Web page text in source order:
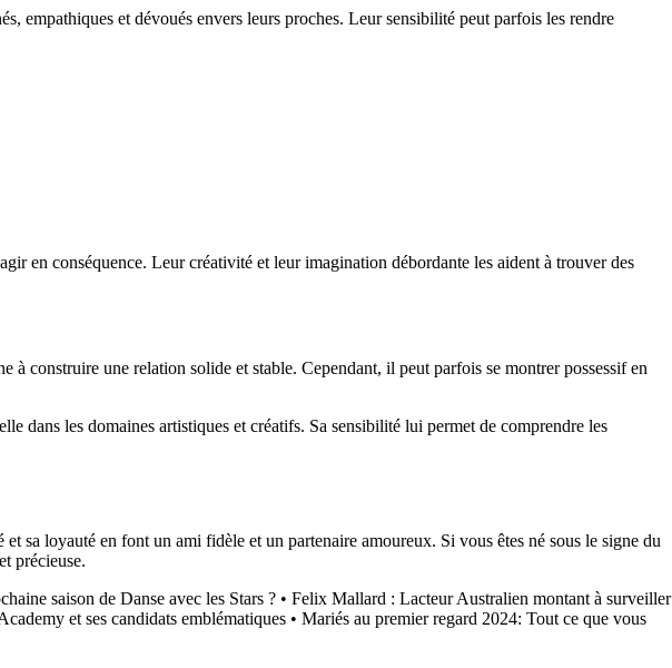
empathiques et dévoués envers leurs proches. Leur sensibilité peut parfois les rendre
en conséquence. Leur créativité et leur imagination débordante les aident à trouver des
à construire une relation solide et stable. Cependant, il peut parfois se montrer possessif en
dans les domaines artistiques et créatifs. Sa sensibilité lui permet de comprendre les
sa loyauté en font un ami fidèle et un partenaire amoureux. Si vous êtes né sous le signe du
précieuse.
saison de Danse avec les Stars ? • Felix Mallard : Lacteur Australien montant à surveiller
et ses candidats emblématiques • Mariés au premier regard 2024: Tout ce que vous